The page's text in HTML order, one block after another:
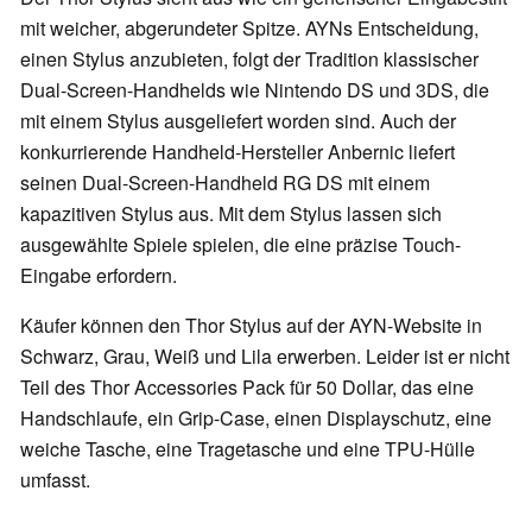
mit weicher, abgerundeter Spitze. AYNs Entscheidung,
einen Stylus anzubieten, folgt der Tradition klassischer
Dual-Screen-Handhelds wie Nintendo DS und 3DS, die
mit einem Stylus ausgeliefert worden sind. Auch der
konkurrierende Handheld-Hersteller Anbernic liefert
seinen Dual-Screen-Handheld RG DS mit einem
kapazitiven Stylus aus. Mit dem Stylus lassen sich
ausgewählte Spiele spielen, die eine präzise Touch-
Eingabe erfordern.
Käufer können den Thor Stylus auf der AYN-Website in
Schwarz, Grau, Weiß und Lila erwerben. Leider ist er nicht
Teil des Thor Accessories Pack für 50 Dollar, das eine
Handschlaufe, ein Grip-Case, einen Displayschutz, eine
weiche Tasche, eine Tragetasche und eine TPU-Hülle
umfasst.